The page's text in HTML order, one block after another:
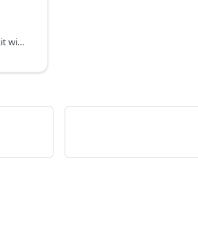
Die Verwendung von DYCE IT-Business Toolkit wird als monatliche Gebühr pro Benutzer abgerechnet, dem eine Business Central Lizenz (Essential, Premium oder Team Member) zugewiesen ist. Zusätzlich wird einmalig pro Monat eine Basisgebühr in Rechnung gestellt. Vorab ist es aber möglich, den vollen Funktionsumfang zeitlich unbegrenzt zu testen. Dies gilt allerdings nur für Sandbox-Umgebungen für Business Central. Die Verwendung in einer Produktiv-Umgebung zieht automatisch eine Abrechnung nach sich. Die aktuellen Preise entnehmen Sie bitte der DYCE IT-Business Toolkit Webseite. Unabhängig davon liegt der Preisfindung der Anspruch zugrunde, diese möglichst fair zu gestalten. Dazu gehört v.a. auch, nur den tatsächlichen Nutzen bzw. Mehrwert in Rechnung zu stellen.